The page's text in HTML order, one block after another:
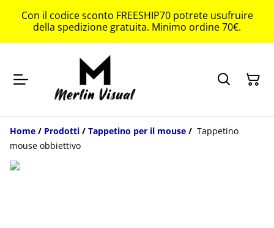
Con il codice sconto FREESHIP70 potrete usufruire
della spedizione gratuita. Minimo ordine 70€.
Home / Prodotti / Tappetino per il mouse / Tappetino
mouse obbiettivo